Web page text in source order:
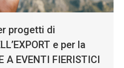
progetti di
e per la
A EVENTI FIERISTICI